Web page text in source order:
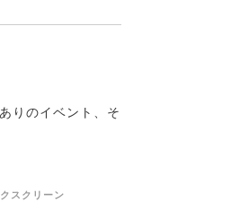
りのイベント、そ
スクリーン